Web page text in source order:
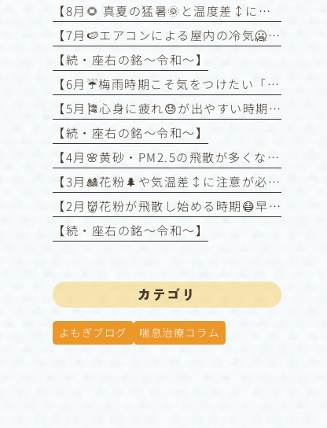
【8月🌻 真夏の猛暑🌞と温度差↕️にご注意！～喘息を悪化させないために～】
【7月🍉エアコンによる屋内の冷気🥶と屋外の暑さ🥵との温度差↕️に注意！】
【続・座右の銘〜令和〜】
【6月☔️梅雨時期こそ気をつけたい「喘息コントロール」】
【5月🎏心身に疲れ😓が出やすい時期】
【続・座右の銘〜令和〜】
【4月🌸黄砂・PM2.5の飛散が多くなる時期】
【3月🎎花粉🌲や気温差↕️に注意が必要な時期】
【2月👹花粉が飛散し始める時期😷早めの対策を❗️】
【続・座右の銘〜令和〜】
カテゴリ
よもぎブログ 喘息治療コラム